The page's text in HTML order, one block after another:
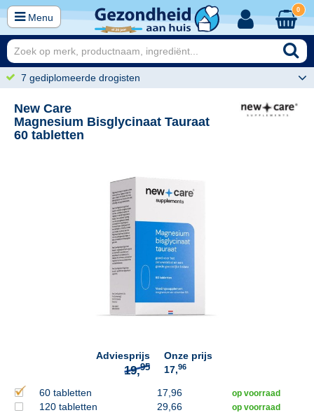
Menu
0
7 gediplomeerde drogisten
New Care
Magnesium Bisglycinaat Tauraat
60 tabletten
Adviesprijs
19,95
Onze prijs
17,96
60 tabletten 17,96 op voorraad
120 tabletten 29,66 op voorraad